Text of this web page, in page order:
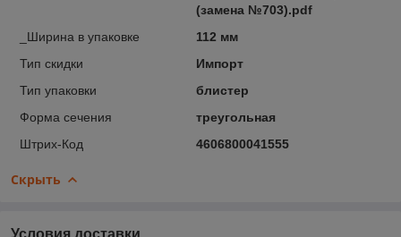
(замена №703).pdf
_Ширина в упаковке
112 мм
Тип скидки
Импорт
Тип упаковки
блистер
Форма сечения
треугольная
Штрих-Код
4606800041555
Скрыть
Условия доставки